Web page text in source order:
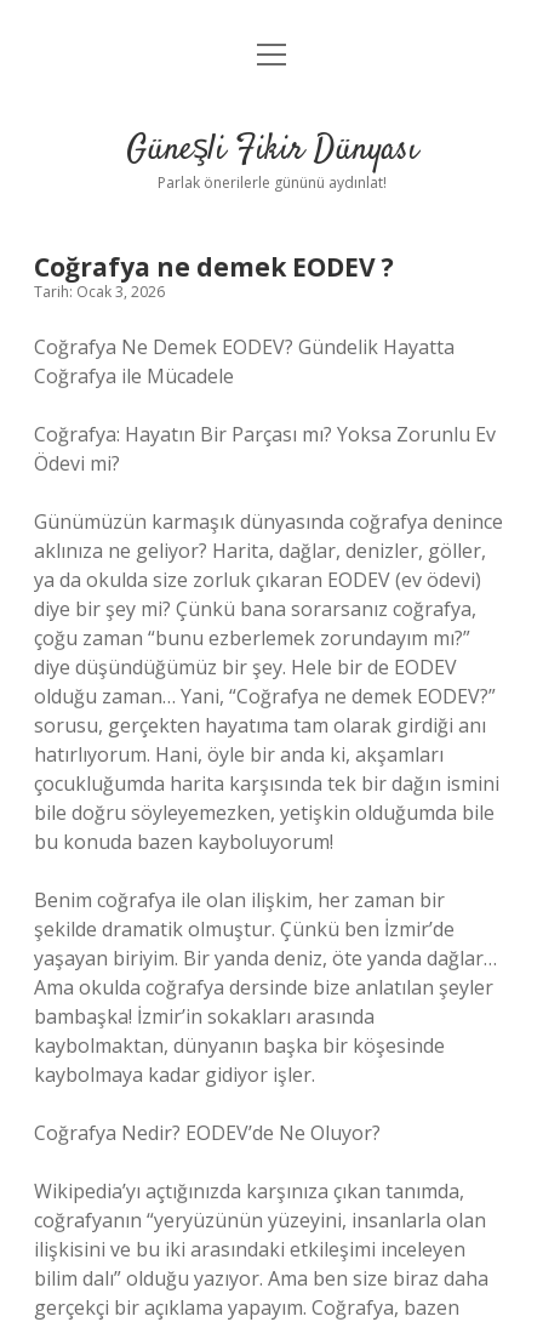
Anasayfa
Yasal Uyarı
menüyü
Güneşli Fikir Dünyası
Parlak önerilerle gününü aydınlat!
Coğrafya ne demek EODEV ?
Tarih: Ocak 3, 2026
Coğrafya Ne Demek EODEV? Gündelik Hayatta
Coğrafya ile Mücadele
Coğrafya: Hayatın Bir Parçası mı? Yoksa Zorunlu Ev
Ödevi mi?
Günümüzün karmaşık dünyasında coğrafya denince
aklınıza ne geliyor? Harita, dağlar, denizler, göller,
ya da okulda size zorluk çıkaran EODEV (ev ödevi)
diye bir şey mi? Çünkü bana sorarsanız coğrafya,
çoğu zaman “bunu ezberlemek zorundayım mı?”
diye düşündüğümüz bir şey. Hele bir de EODEV
olduğu zaman… Yani, “Coğrafya ne demek EODEV?”
sorusu, gerçekten hayatıma tam olarak girdiği anı
hatırlıyorum. Hani, öyle bir anda ki, akşamları
çocukluğumda harita karşısında tek bir dağın ismini
bile doğru söyleyemezken, yetişkin olduğumda bile
bu konuda bazen kayboluyorum!
Benim coğrafya ile olan ilişkim, her zaman bir
şekilde dramatik olmuştur. Çünkü ben İzmir’de
yaşayan biriyim. Bir yanda deniz, öte yanda dağlar…
Ama okulda coğrafya dersinde bize anlatılan şeyler
bambaşka! İzmir’in sokakları arasında
kaybolmaktan, dünyanın başka bir köşesinde
kaybolmaya kadar gidiyor işler.
Coğrafya Nedir? EODEV’de Ne Oluyor?
Wikipedia’yı açtığınızda karşınıza çıkan tanımda,
coğrafyanın “yeryüzünün yüzeyini, insanlarla olan
ilişkisini ve bu iki arasındaki etkileşimi inceleyen
bilim dalı” olduğu yazıyor. Ama ben size biraz daha
gerçekçi bir açıklama yapayım. Coğrafya, bazen